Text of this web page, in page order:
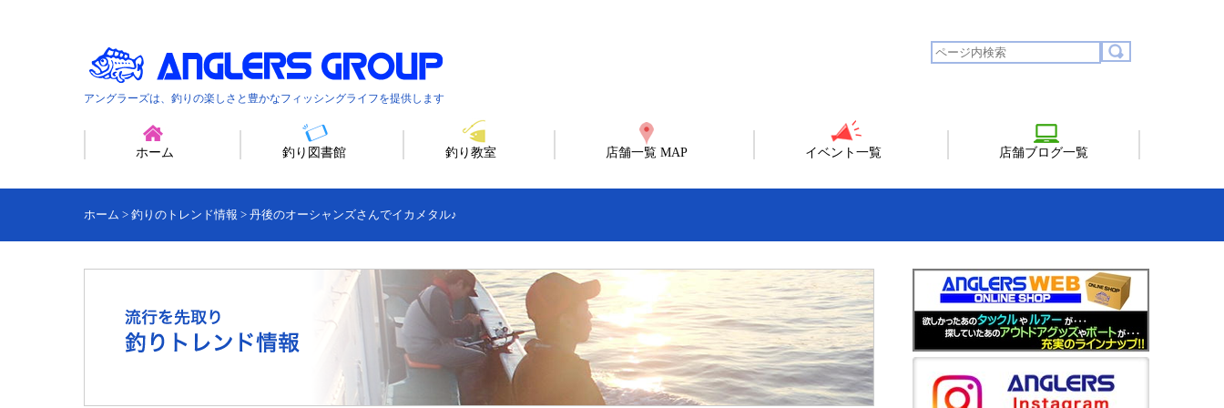
アングラーズは、釣りの楽しさと豊かなフィッシングライフを提供します
ホーム 釣り図書館 釣り教室 店舗一覧 MAP イベント一覧 店舗ブログ一覧
ホーム > 釣りのトレンド情報 > 丹後のオーシャンズさんでイカメタル♪